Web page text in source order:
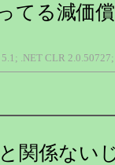
てる減価
.NET CLR
関係ない